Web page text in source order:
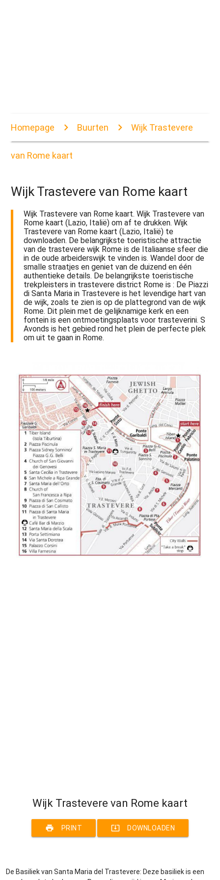
Homepage Buurten Wijk Trastevere
van Rome kaart
Wijk Trastevere van Rome kaart
Wijk Trastevere van Rome kaart. Wijk Trastevere van
Rome kaart (Lazio, Italië) om af te drukken. Wijk
Trastevere van Rome kaart (Lazio, Italië) te
downloaden. De belangrijkste toeristische attractie
van de trastevere wijk Rome is de Italiaanse sfeer die
in de oude arbeiderswijk te vinden is. Wandel door de
smalle straatjes en geniet van de duizend en één
authentieke details. De belangrijkste toeristische
trekpleisters in trastevere district Rome is : De Piazzi
di Santa Maria in Trastevere is het levendige hart van
de wijk, zoals te zien is op de plattegrond van de wijk
Rome. Dit plein met de gelijknamige kerk en een
fontein is een ontmoetingsplaats voor trasteverini. S
Avonds is het gebied rond het plein de perfecte plek
om uit te gaan in Rome.
Wijk Trastevere van Rome kaart
print PRINT system_update_alt DOWNLOADEN
De Basiliek van Santa Maria del Trastevere: Deze basiliek is een